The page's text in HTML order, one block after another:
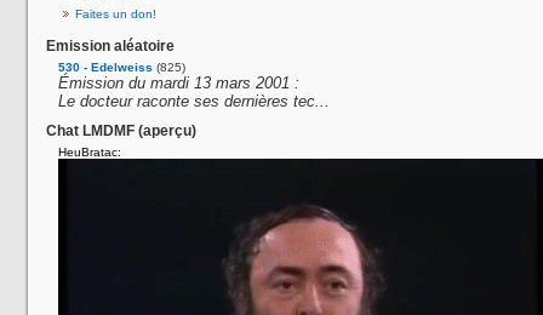
Faites un don!
Emission aléatoire
530 - Edelweiss (825)
Émission du mardi 13 mars 2001 :
Le docteur raconte ses dernières tec...
Chat LMDMF (aperçu)
HeuBratac: